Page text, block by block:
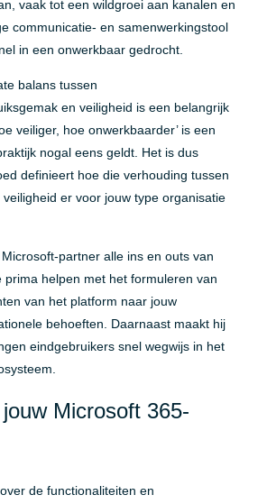
vaak tot een wildgroei aan kanalen en
communicatie- en samenwerkingstool
in een onwerkbaar gedrocht.
balans tussen
en veiligheid is een belangrijk
veiliger, hoe onwerkbaarder’ is een
nogal eens geldt. Het is dus
definieert hoe die verhouding tussen
er voor jouw type organisatie
partner alle ins en outs van
prima helpen met het formuleren van
van het platform naar jouw
behoeften. Daarnaast maakt hij
eindgebruikers snel wegwijs in het
Microsoft 365-
de functionaliteiten en